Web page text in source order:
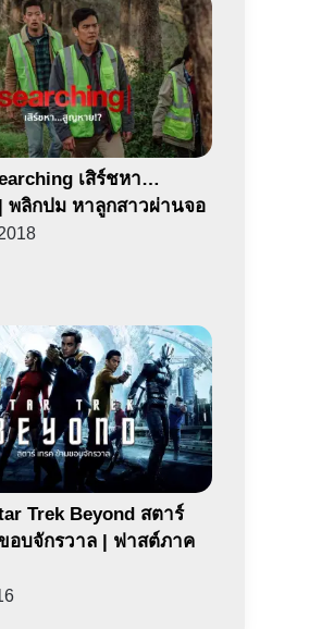
เสิร์ชหา…
พลิกปม หาลูกสาวผ่านจอ
Trek Beyond สตาร์
อบจักรวาล | ฟาสต์ภาค